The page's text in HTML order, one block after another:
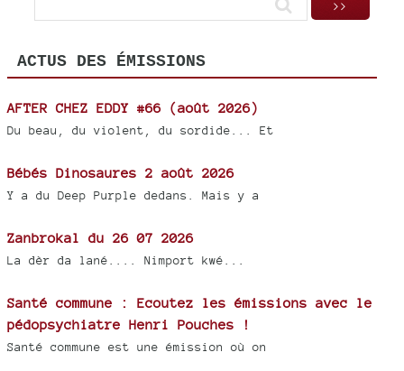
ACTUS DES ÉMISSIONS
AFTER CHEZ EDDY #66 (août 2026)
Du beau, du violent, du sordide... Et
Bébés Dinosaures 2 août 2026
Y a du Deep Purple dedans. Mais y a
Zanbrokal du 26 07 2026
La dèr da lané.... Nimport kwé...
Santé commune : Ecoutez les émissions avec le
pédopsychiatre Henri Pouches !
Santé commune est une émission où on